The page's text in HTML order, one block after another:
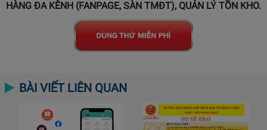
HÀNG ĐA KÊNH (FANPAGE, SÀN TMĐT), QUẢN LÝ TỒN KHO.
BÀI VIẾT LIÊN QUAN